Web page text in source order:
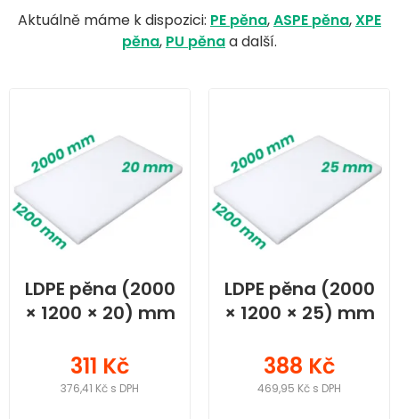
Aktuálně máme k dispozici: PE pěna,ASPE pěna,XPE
pěna, PU pěnaa další.
LDPE pěna (2000
× 1200 × 20) mm
311 Kč
376,41 Kč s DPH
LDPE pěna (2000
× 1200 × 25) mm
388 Kč
469,95 Kč s DPH